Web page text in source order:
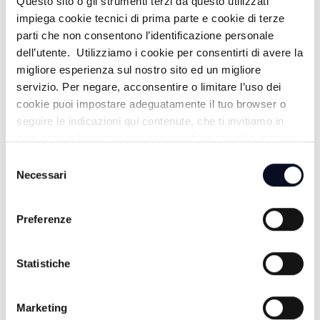
impiega cookie tecnici di prima parte e cookie di terze
parti che non consentono l’identificazione personale
dell’utente. Utilizziamo i cookie per consentirti di avere la
migliore esperienza sul nostro sito ed un migliore
servizio. Per negare, acconsentire o limitare l’uso dei
cookie puoi impostare adeguatamente il tuo browser o
seguire le indicazioni qui contenute, che ti invitiamo in
delNecessari
Preferenze
Statistiche
Marketing
FISCHIO FINALE - 08/02/2026
5 MESI FA
6 MESI FA
6 MESI FA